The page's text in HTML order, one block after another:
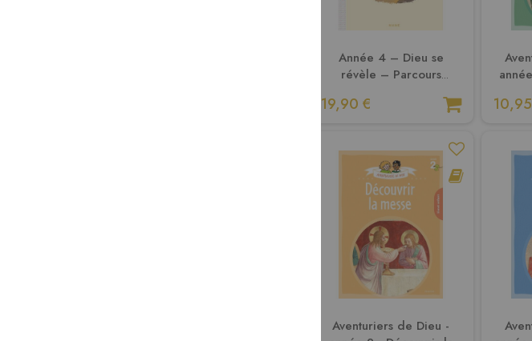
Année 4 – Dieu se
révèle – Parcours
Accompagnateur
19,90 €
Aventuriers de Dieu -